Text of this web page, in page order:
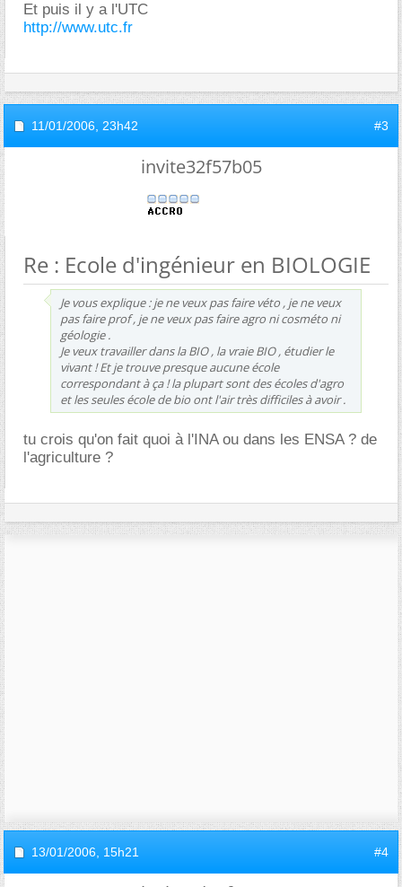
Et puis il y a l'UTC
http://www.utc.fr
11/01/2006, 23h42 #3
invite32f57b05
Re : Ecole d'ingénieur en BIOLOGIE
Je vous explique : je ne veux pas faire véto , je ne veux
pas faire prof , je ne veux pas faire agro ni cosméto ni
géologie .
Je veux travailler dans la BIO , la vraie BIO , étudier le
vivant ! Et je trouve presque aucune école
correspondant à ça ! la plupart sont des écoles d'agro
et les seules école de bio ont l'air très difficiles à avoir .
tu crois qu'on fait quoi à l'INA ou dans les ENSA ? de
l'agriculture ?
13/01/2006, 15h21 #4